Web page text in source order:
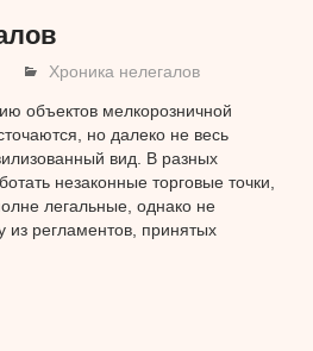
Хроника нелегалов
объектов мелкорозничной
но далеко не весь
вид. В разных
незаконные торговые точки,
легальные, однако не
из регламентов, принятых